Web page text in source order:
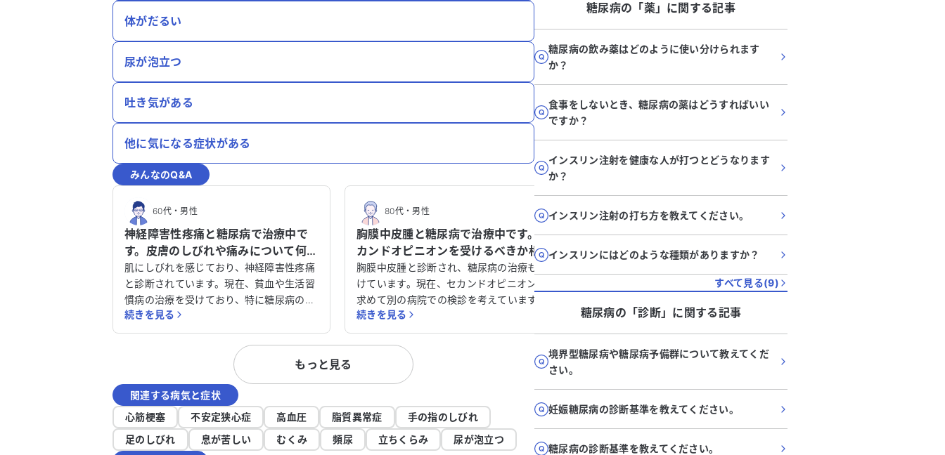
体がだるい
尿が泡立つ
吐き気がある
他に気になる症状がある
みんなのQ&A
60代・男性
神経障害性疼痛と糖尿病で治療中で
す。皮膚のしびれや痛みについて何科
を受診すべきか教えてください。
肌にしびれを感じており、神経障害性疼痛
と診断されています。現在、貧血や生活習
慣病の治療を受けており、特に糖尿病の治
療を続けています。皮膚のしびれや痛み、
ほてりが半年以上改善せず、非常に困って
います。アレルギーはありません。 この症
状に対して、どの科を受診すべきか迷って
います。皮膚のしびれや痛みが続く原因を
詳しく知りたいですし、適切な治療法があ
れば教えていただきたいです。どのように
対処すれば良いのか、アドバイスをいただ
けると助かります。
続きを見る
80代・男性
胸膜中皮腫と糖尿病で治療中です。セ
カンドオピニオンを受けるべきか相
談させてください。
胸膜中皮腫と診断され、糖尿病の治療も受
けています。現在、セカンドオピニオンを
求めて別の病院での検診を考えています
が、体力が低下しているため、今の病院か
らの治療方針を待っている状況です。 この
病気に関して、セカンドオピニオンを受け
ることで治療方針が変わる可能性があるの
か、適切な受診先についても知りたいで
イスをいただけると助かります。
続きを見る
30代・男性
左脇腹の違和感と糖尿病治療中です。
大腸検査や他科受診について相談さ
ず不安です。痛みはないものの、前かがみ
あります。近所の病院で尿検査、血液検
査、X線を受けましたが異常は見つかりま
せんでした。 さらに、総合病院で尿検
ば大腸検査を考えるように言われました
が、現状変わりません。 現在、貧血や生
活習慣病の治療を受けており、糖尿病の薬
続きを見る
もっと見る
関連する病気と症状
心筋梗塞
不安定狭心症 高血圧 脂質異常症
手の指のしびれ
足のしびれ
息が苦しい むくみ 頻尿 立ちくらみ
尿が泡立つ
糖尿病の「薬」に関する記事
糖尿病の飲み薬はどのように使い分けられます
か？
食事をしないとき、糖尿病の薬はどうすればいい
ですか？
インスリン注射を健康な人が打つとどうなります
か？
インスリン注射の打ち方を教えてください。
インスリンにはどのような種類がありますか？
すべて見る(9)
糖尿病の「診断」に関する記事
境界型糖尿病や糖尿病予備群について教えてくだ
さい。
妊娠糖尿病の診断基準を教えてください。
糖尿病の診断基準を教えてください。